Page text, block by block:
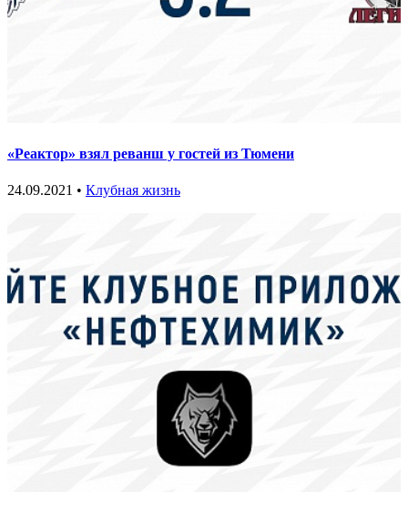
«Реактор» взял реванш у гостей из Тюмени
24.09.2021 • Клубная жизнь